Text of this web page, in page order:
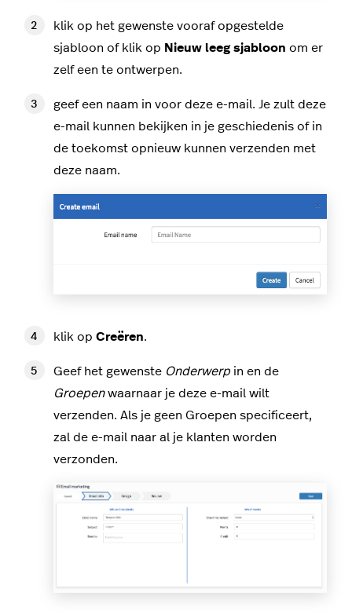
klik op het gewenste vooraf opgestelde
sjabloon of klik op Nieuw leeg sjabloon om er
zelf een te ontwerpen.
geef een naam in voor deze e-mail. Je zult deze
e-mail kunnen bekijken in je geschiedenis of in
de toekomst opnieuw kunnen verzenden met
deze naam.
klik op Creëren.
Geef het gewenste Onderwerp in en de
Groepenwaarnaar je deze e-mail wilt
verzenden. Als je geen Groepen specificeert,
zal de e-mail naar al je klanten worden
verzonden.